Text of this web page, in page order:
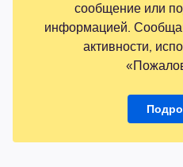
сообщение или
информацией.
активности,